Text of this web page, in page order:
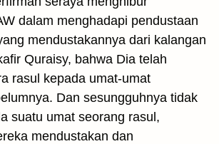
dalam menghadapi pendustaan
mendustakannya dari kalangan
Quraisy, bahwa Dia telah
rasul kepada umat-umat
Dan sesungguhnya tidak
suatu umat seorang rasul,
mendustakan dan